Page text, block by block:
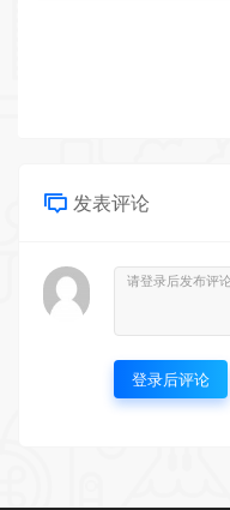
发表评论
登录后评论